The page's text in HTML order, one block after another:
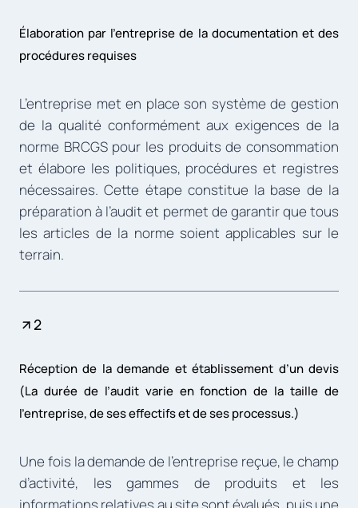
Élaboration par l’entreprise de la documentation et des
procédures requises
L’entreprise met en place son système de gestion
de la qualité conformément aux exigences de la
norme BRCGS pour les produits de consommation
et élabore les politiques, procédures et registres
nécessaires. Cette étape constitue la base de la
préparation à l’audit et permet de garantir que tous
les articles de la norme soient applicables sur le
terrain.
2
Réception de la demande et établissement d’un devis
(La durée de l’audit varie en fonction de la taille de
l’entreprise, de ses effectifs et de ses processus.)
Une fois la demande de l’entreprise reçue, le champ
d’activité, les gammes de produits et les